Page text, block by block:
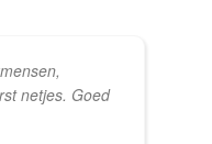
netjes. Goed